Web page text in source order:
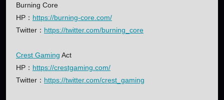
Burning Core
HP： https://burning-core.com/
Twitter： https://twitter.com/burning_core
Crest Gaming Act
HP： https://crestgaming.com/
Twitter： https://twitter.com/crest_gaming